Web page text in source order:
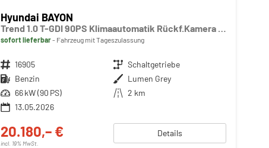
Hyundai BAYON
Trend 1.0 T-GDI 90PS Klimaautomatik Rückf.Kamera Parksensoren Sitzheizung Lenkradheizung Bluetooth Touchscreen Tempomat Apple CarPlay + Android Auto 16"LM
sofort lieferbar Fahrzeug mit Tageszulassung
Fahrzeugnr. 16905 Getriebe Schaltgetriebe
Kraftstoff Benzin Außenfarbe Lumen Grey
Leistung 66 kW (90 PS) Kilometerstand 2 km
13.05.2026
20.180,– €
incl. 19% MwSt.
Details